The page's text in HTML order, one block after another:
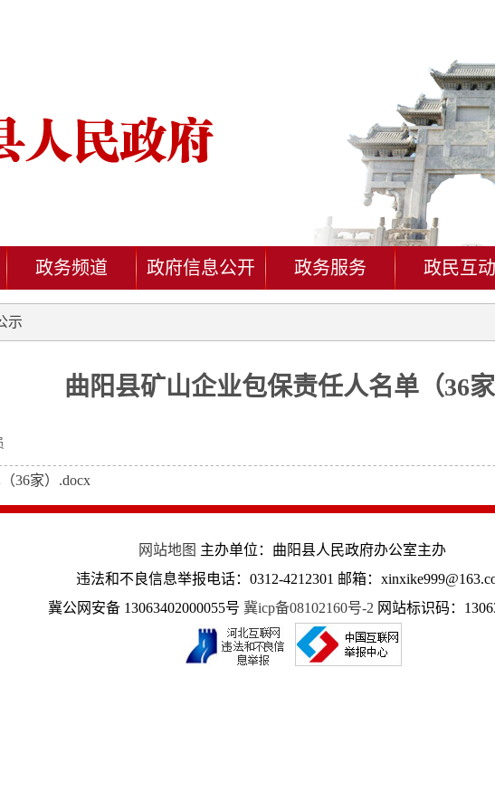
政务频道 政府信息公开 政务服务 政民互动
示
曲阳县矿山企业包保责任人名单（36家
36家）.docx
网站地图 主办单位：曲阳县人民政府办公室主办
违法和不良信息举报电话：0312-4212301 邮箱：
冀公网安备 13063402000055号 冀icp备08102160号-2 网站标识码：